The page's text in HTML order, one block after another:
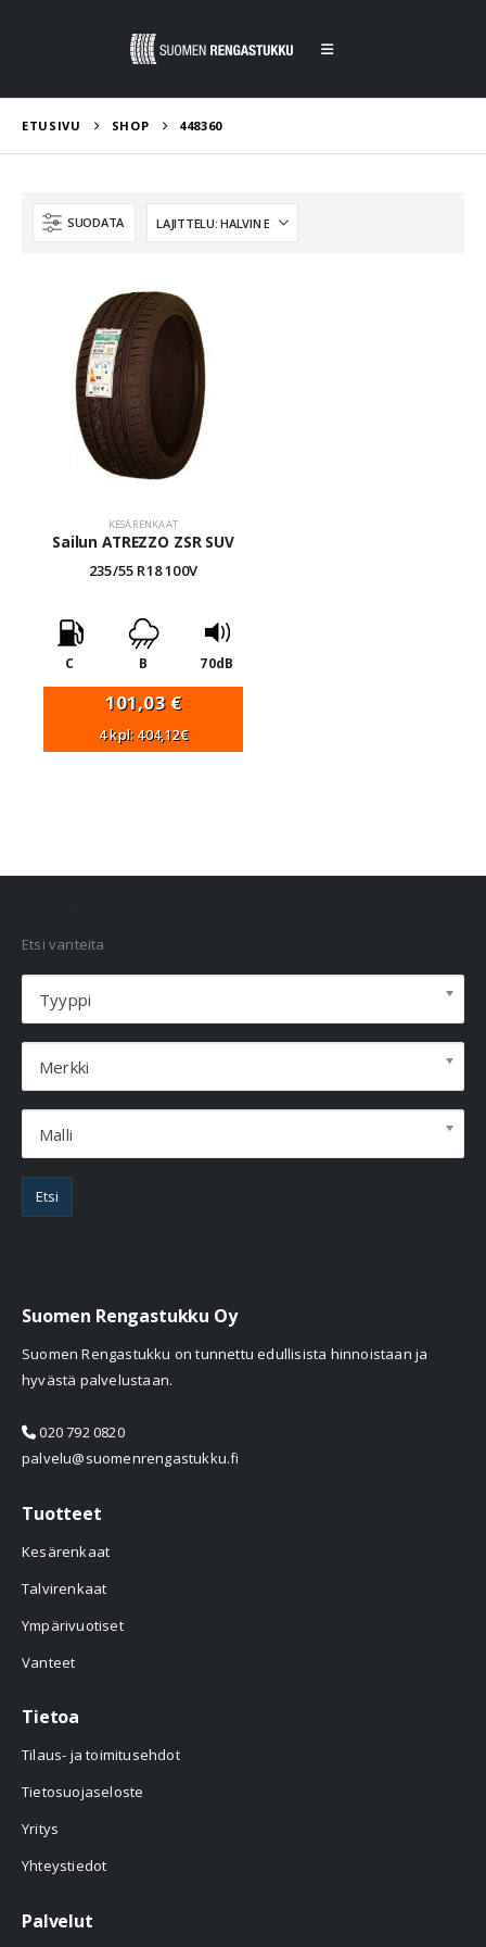
ETUSIVU SHOP 448360
SUODATA
KESÄRENKAAT
Sailun ATREZZO ZSR SUV
235/55 R18 100V
C B 70dB
101,03 €
4 kpl: 404,12€
Etsi vanteita
Tyyppi
Merkki
Malli
Etsi
Suomen Rengastukku Oy
Suomen Rengastukku on tunnettu edullisista hinnoistaan ja
hyvästä palvelustaan.
020 792 0820
palvelu@suomenrengastukku.fi
Tuotteet
Kesärenkaat
Talvirenkaat
Ympärivuotiset
Vanteet
Tietoa
Tilaus- ja toimitusehdot
Tietosuojaseloste
Yritys
Yhteystiedot
Palvelut